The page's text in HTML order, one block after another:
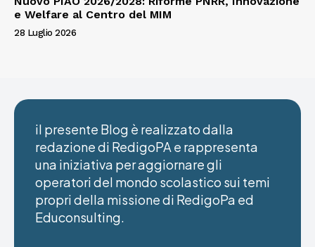
e Welfare al Centro del MIM
28 Luglio 2026
il presente Blog è realizzato dalla
redazione di RedigoPA e rappresenta
una iniziativa per aggiornare gli
operatori del mondo scolastico sui temi
propri della missione di RedigoPa ed
Educonsulting.